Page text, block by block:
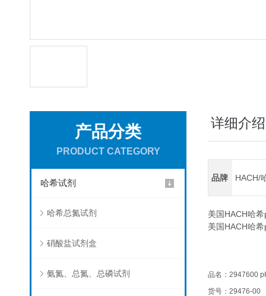
产品分类
PRODUCT CATEGORY
哈希试剂
哈希总氮试剂
硝酸盐试剂盒
氨氮、总氮、总磷试剂
详细介绍
品牌 HACH/
美国HACH哈
美国HACH哈
品名：2947600
货号：29476-00